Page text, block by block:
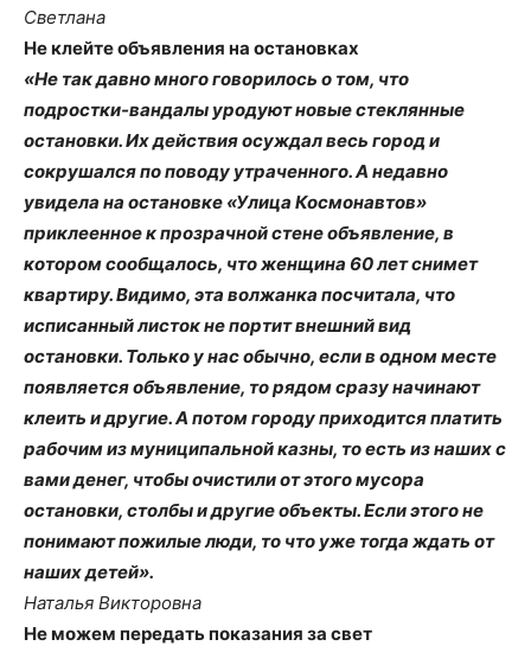
Светлана
Не клейте объявления на остановках
«Не так давно много говорилось о том, что
подростки-вандалы уродуют новые стеклянные
остановки. Их действия осуждал весь город и
сокрушался по поводу утраченного. А недавно
увидела на остановке «Улица Космонавтов»
приклеенное к прозрачной стене объявление, в
котором сообщалось, что женщина 60 лет снимет
квартиру. Видимо, эта волжанка посчитала, что
исписанный листок не портит внешний вид
остановки. Только у нас обычно, если в одном месте
появляется объявление, то рядом сразу начинают
клеить и другие. А потом городу приходится платить
рабочим из муниципальной казны, то есть из наших с
вами денег, чтобы очистили от этого мусора
остановки, столбы и другие объекты. Если этого не
понимают пожилые люди, то что уже тогда ждать от
наших детей».
Наталья Викторовна
Не можем передать показания за свет